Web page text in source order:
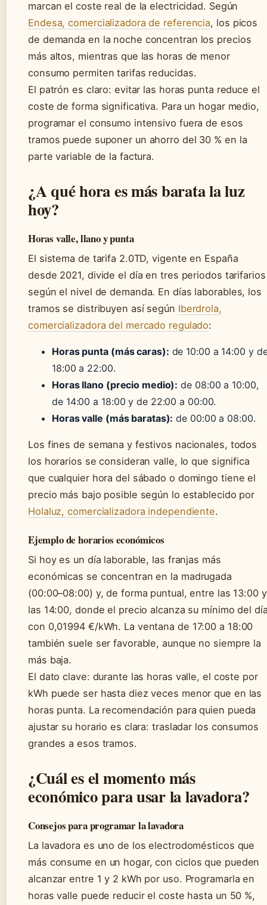
marcan el coste real de la electricidad. Según
Endesa, comercializadora de referencia, los picos
de demanda en la noche concentran los precios
más altos, mientras que las horas de menor
consumo permiten tarifas reducidas.
El patrón es claro: evitar las horas punta reduce el
coste de forma significativa. Para un hogar medio,
programar el consumo intensivo fuera de esos
tramos puede suponer un ahorro del 30 % en la
parte variable de la factura.
¿A qué hora es más barata la luz
hoy?
Horas valle, llano y punta
El sistema de tarifa 2.0TD, vigente en España
desde 2021, divide el día en tres periodos tarifarios
según el nivel de demanda. En días laborables, los
tramos se distribuyen así según Iberdrola,
comercializadora del mercado regulado:
Horas punta (más caras): de 10:00 a 14:00 y
18:00 a 22:00.
Horas llano (precio medio): de 08:00 a 10:00,
de 14:00 a 18:00 y de 22:00 a 00:00.
Horas valle (más baratas): de 00:00 a 08:00.
Los fines de semana y festivos nacionales, todos
los horarios se consideran valle, lo que significa
que cualquier hora del sábado o domingo tiene el
precio más bajo posible según lo establecido por
Holaluz, comercializadora independiente.
Ejemplo de horarios económicos
Si hoy es un día laborable, las franjas más
económicas se concentran en la madrugada
(00:00–08:00) y, de forma puntual, entre las 13:00 y
las 14:00, donde el precio alcanza su mínimo del
con 0,01994 €/kWh. La ventana de 17:00 a 18:00
también suele ser favorable, aunque no siempre la
más baja.
El dato clave: durante las horas valle, el coste por
kWh puede ser hasta diez veces menor que en las
horas punta. La recomendación para quien pueda
ajustar su horario es clara: trasladar los consumos
grandes a esos tramos.
¿Cuál es el momento más
económico para usar la lavadora?
Consejos para programar la lavadora
La lavadora es uno de los electrodomésticos que
más consume en un hogar, con ciclos que pueden
alcanzar entre 1 y 2 kWh por uso. Programarla en
horas valle puede reducir el coste hasta un 50 %,